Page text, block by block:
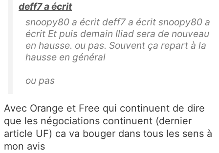
deff7 a écrit
snoopy80 a écrit deff7 a écrit snoopy80 a
écrit Et puis demain Iliad sera de nouveau
en hausse. ou pas. Souvent ça repart à la
hausse en général
ou pas
Avec Orange et Free qui continuent de dire
que les négociations continuent (dernier
article UF) ca va bouger dans tous les sens à
mon avis